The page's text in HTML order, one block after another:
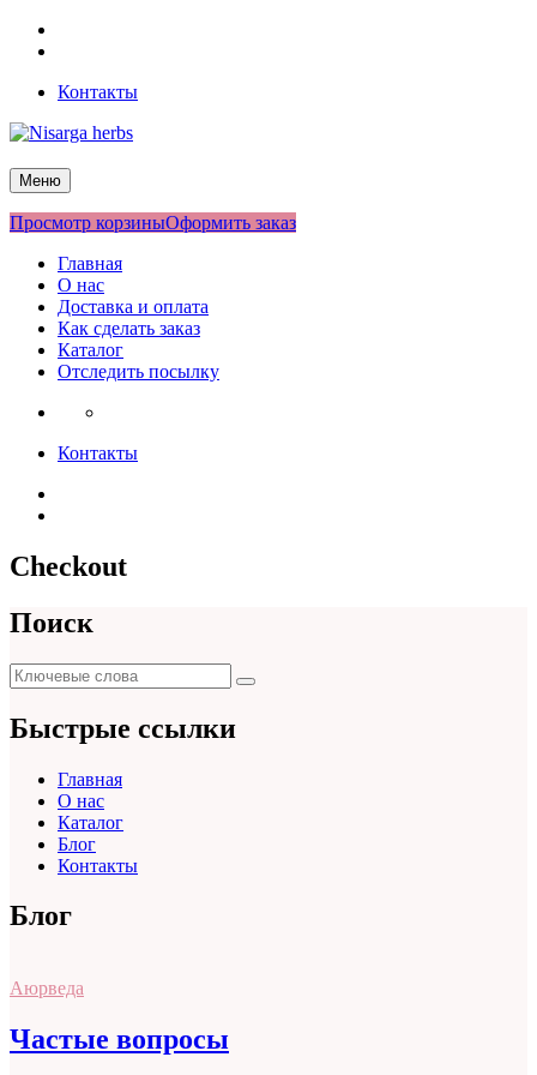
Перейти
Контакты
Nisarga herbs
Меню
Просмотр корзиныОформить заказ
Главная
О нас
Доставка и оплата
Как сделать заказ
Каталог
Отследить посылку
Контакты
Checkout
Поиск
Поиск
для:
Поиск
Быстрые ссылки
Главная
О нас
Каталог
Блог
Контакты
Блог
Аюрведа
Частые вопросы